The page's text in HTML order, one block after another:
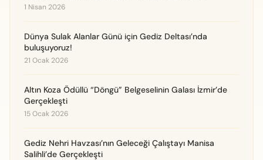
1 Nisan 2026
Dünya Sulak Alanlar Günü için Gediz Deltası’nda
buluşuyoruz!
21 Ocak 2026
Altın Koza Ödüllü “Döngü” Belgeselinin Galası İzmir’de
Gerçekleşti
15 Ocak 2026
Gediz Nehri Havzası’nın Geleceği Çalıştayı Manisa
Salihli’de Gerçekleşti